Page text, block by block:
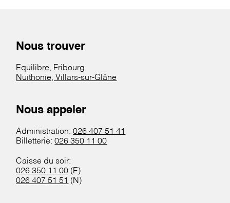
Nous trouver
Equilibre, Fribourg
Nuithonie, Villars-sur-Glâne
Nous appeler
Administration:026 407 51 41
Billetterie:026 350 11 00
Caisse du soir:
026 350 11 00 (E)
026 407 51 51 (N)